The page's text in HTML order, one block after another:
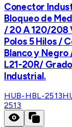
Conector
Bloqueo de
/ 20 A 120/208
Polos 5 Hilos /
Blanco y Negro
L21-20R/ Grado
Industrial.
HUB-HBL-2513
2513